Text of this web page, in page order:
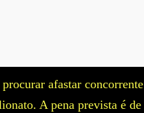
afastar concorrente
A pena prevista é de